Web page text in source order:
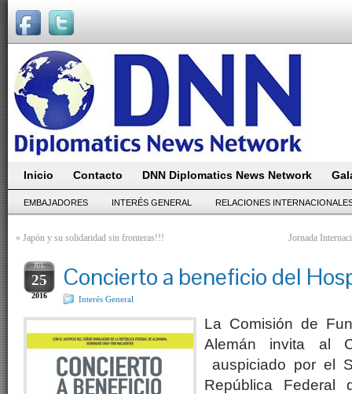
Inicio Contacto DNN Diplomatics News Network
EMBAJADORES INTERÉS GENERAL RELACIONES
« Japón y su solidaridad sin fronteras!!! Jornada
JUL
25
2016
Concierto a beneficio del
Interés General
La Comisión de
Alemán invita al
auspiciado por el
República Federal